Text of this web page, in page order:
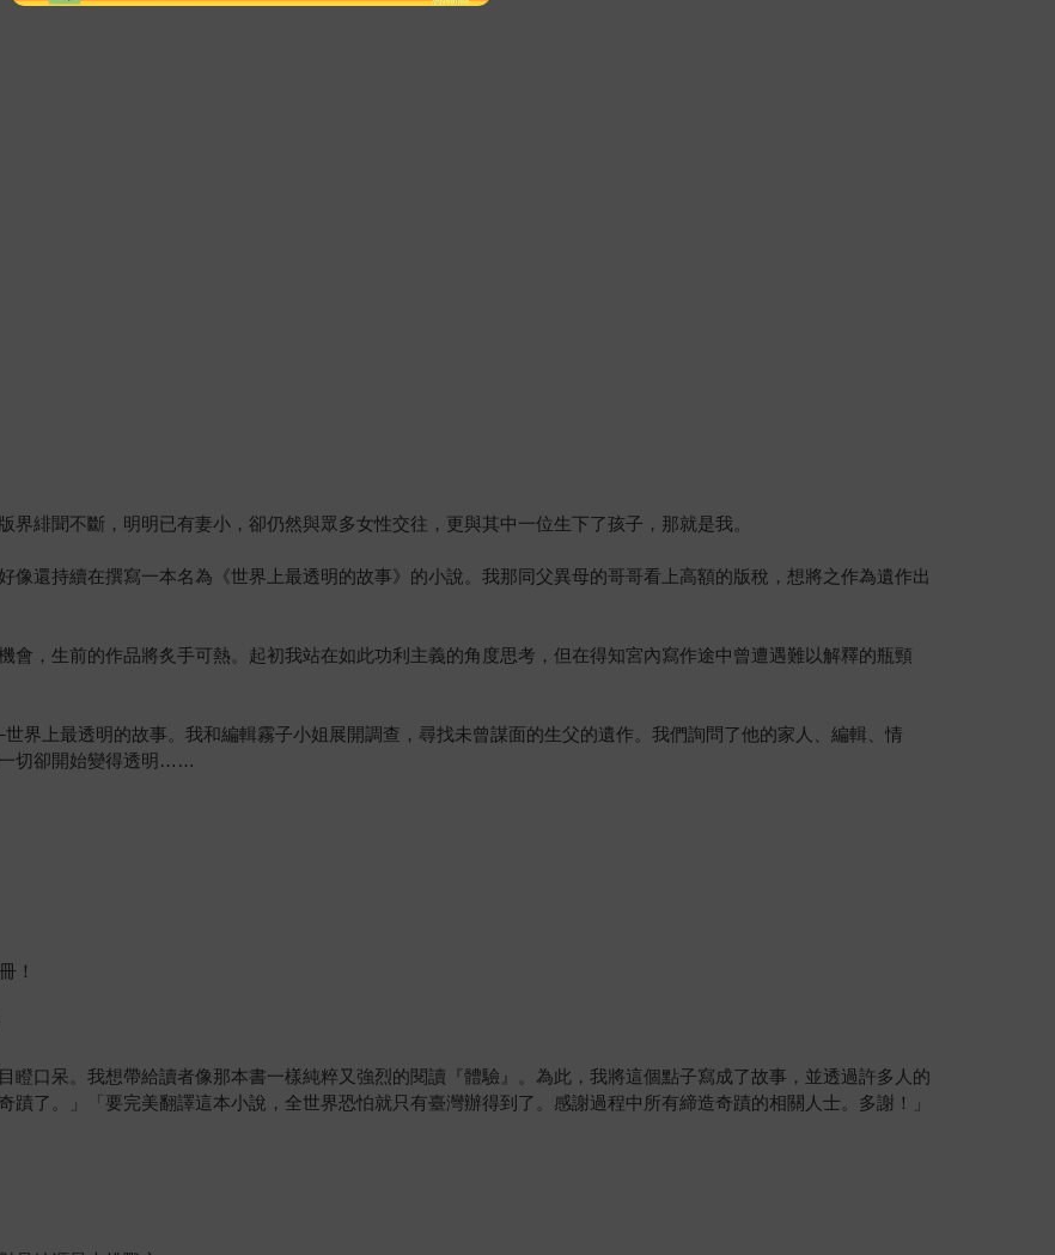
緋聞不斷，明明已有妻小，卻仍然與眾多女性交往，更與其中一位生下了孩子，那就是我。
像還持續在撰寫一本名為《世界上最透明的故事》的小說。我那同父異母的哥哥看上高額的版稅，想將之作為遺作出
會，生前的作品將炙手可熱。起初我站在如此功利主義的角度思考，但在得知宮內寫作途中曾遭遇難以解釋的瓶頸
界上最透明的故事。我和編輯霧子小姐展開調查，尋找未曾謀面的生父的遺作。我們詢問了他的家人、編輯、情
切卻開始變得透明……
！
瞪口呆。我想帶給讀者像那本書一樣純粹又強烈的閱讀『體驗』。為此，我將這個點子寫成了故事，並透過許多人的
了。」「要完美翻譯這本小說，全世界恐怕就只有臺灣辦得到了。感謝過程中所有締造奇蹟的相關人士。多謝！」